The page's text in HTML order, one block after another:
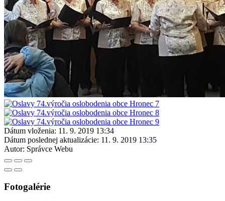
Dátum vloženia: 11. 9. 2019 13:34
Dátum poslednej aktualizácie: 11. 9. 2019 13:35
Autor: Správce Webu
Fotogalérie